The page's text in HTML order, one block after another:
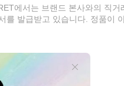
에서는 브랜드 본사와의 직
를 발급받고 있습니다. 정품이